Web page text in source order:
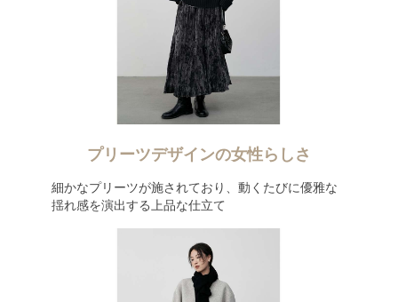
プリーツデザインの女性らしさ
細かなプリーツが施されており、動くたびに優雅な
揺れ感を演出する上品な仕立て